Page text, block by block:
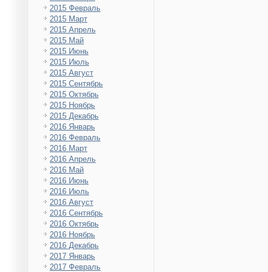
2015 Февраль
2015 Март
2015 Апрель
2015 Май
2015 Июнь
2015 Июль
2015 Август
2015 Сентябрь
2015 Октябрь
2015 Ноябрь
2015 Декабрь
2016 Январь
2016 Февраль
2016 Март
2016 Апрель
2016 Май
2016 Июнь
2016 Июль
2016 Август
2016 Сентябрь
2016 Октябрь
2016 Ноябрь
2016 Декабрь
2017 Январь
2017 Февраль